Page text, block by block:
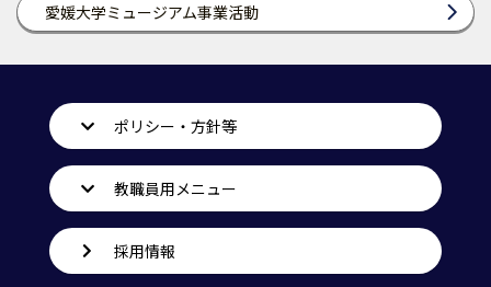
愛媛大学ミュージアム事業活動
ポリシー・方針等
教職員用メニュー
採用情報